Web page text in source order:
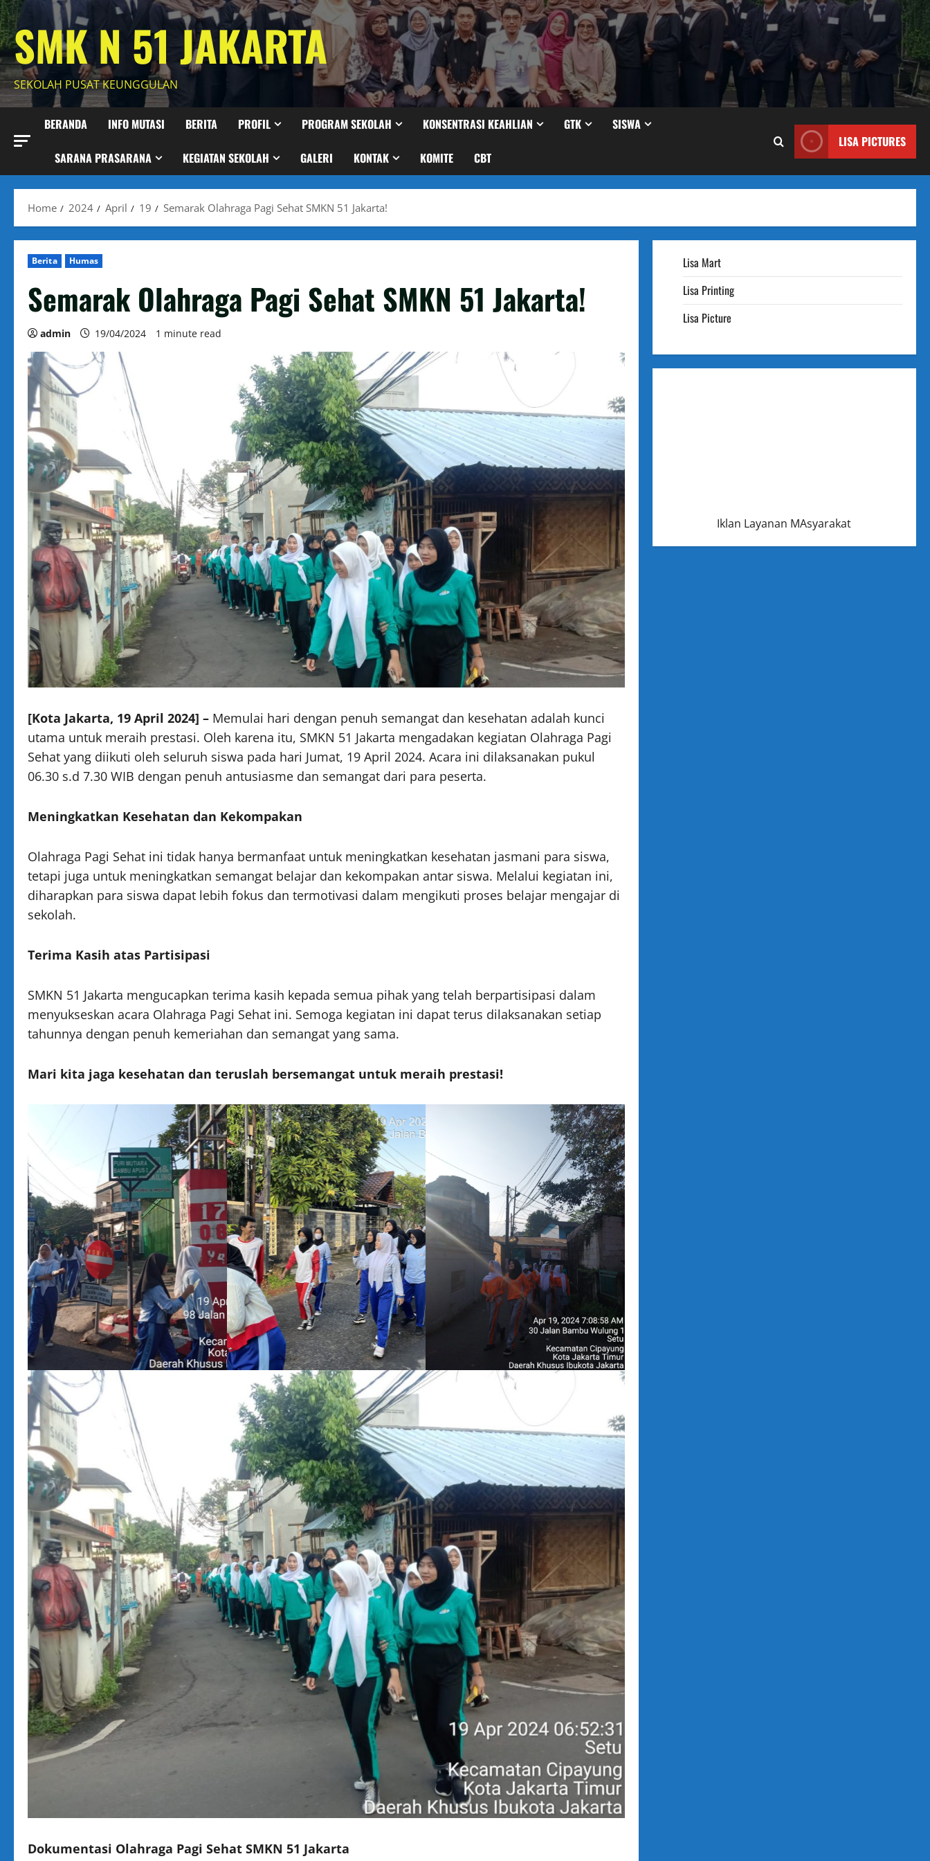
Skip
to
content
SMK N 51 JAKARTA
SEKOLAH PUSAT KEUNGGULAN
BERANDA INFO MUTASI BERITA PROFIL PROGRAM SEKOLAH KONSENTRASI KEAHLIAN GTK SISWA
SARANA PRASARANA KEGIATAN SEKOLAH GALERI KONTAK KOMITE CBT
LISA PICTURES
Home 2024 April 19 Semarak Olahraga Pagi Sehat SMKN 51 Jakarta!
Berita Humas
Semarak Olahraga Pagi Sehat SMKN 51 Jakarta!
admin 19/04/2024 1 minute read
[Kota Jakarta, 19 April 2024] – Memulai hari dengan penuh semangat dan kesehatan adalah kunci
utama untuk meraih prestasi. Oleh karena itu, SMKN 51 Jakarta mengadakan kegiatan Olahraga Pagi
Sehat yang diikuti oleh seluruh siswa pada hari Jumat, 19 April 2024. Acara ini dilaksanakan pukul
06.30 s.d 7.30 WIB dengan penuh antusiasme dan semangat dari para peserta.
Meningkatkan Kesehatan dan Kekompakan
Olahraga Pagi Sehat ini tidak hanya bermanfaat untuk meningkatkan kesehatan jasmani para siswa,
tetapi juga untuk meningkatkan semangat belajar dan kekompakan antar siswa. Melalui kegiatan ini,
diharapkan para siswa dapat lebih fokus dan termotivasi dalam mengikuti proses belajar mengajar di
sekolah.
Terima Kasih atas Partisipasi
SMKN 51 Jakarta mengucapkan terima kasih kepada semua pihak yang telah berpartisipasi dalam
menyukseskan acara Olahraga Pagi Sehat ini. Semoga kegiatan ini dapat terus dilaksanakan setiap
tahunnya dengan penuh kemeriahan dan semangat yang sama.
Mari kita jaga kesehatan dan teruslah bersemangat untuk meraih prestasi!
Dokumentasi Olahraga Pagi Sehat SMKN 51 Jakarta
Lisa Mart
Lisa Printing
Lisa Picture
Iklan Layanan MAsyarakat